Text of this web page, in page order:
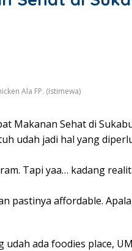
Ala FP. (Istimewa)
Makanan Sehat di
udah jadi hal yang
Tapi yaa… kadang
pastinya affordable.
ada foodies place,